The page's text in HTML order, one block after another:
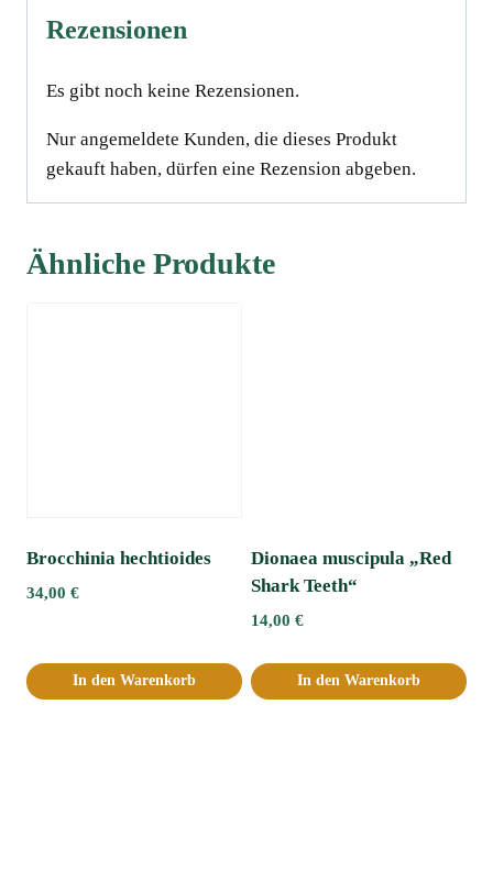
Rezensionen
Es gibt noch keine Rezensionen.
Nur angemeldete Kunden, die dieses Produkt
gekauft haben, dürfen eine Rezension abgeben.
Ähnliche Produkte
Brocchinia hechtioides
34,00 €
In den Warenkorb
Dionaea muscipula „Red
Shark Teeth“
14,00 €
In den Warenkorb